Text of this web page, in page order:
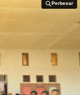
Perbesar
Perbesar